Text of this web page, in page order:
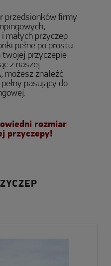
przedsionków firmy
małych przyczep
pełne po prostu
twojej przyczepie
z naszej
możesz znaleźć
pasujący do
rozmiar
przyczepy!